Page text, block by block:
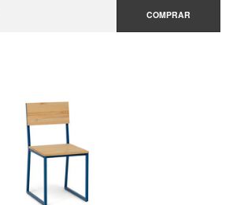
COMPRAR